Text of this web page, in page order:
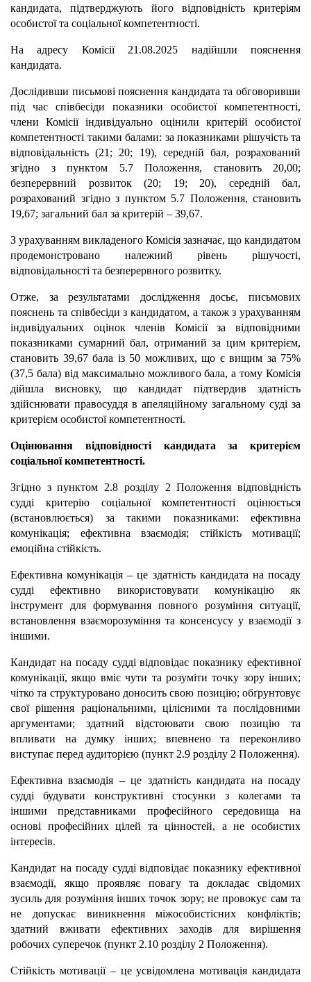
кандидата, підтверджують його відповідність критеріям
особистої та соціальної компетентності.
На адресу Комісії 21.08.2025 надійшли пояснення
кандидата.
Дослідивши письмові пояснення кандидата та обговоривши
під час співбесіди показники особистої компетентності,
члени Комісії індивідуально оцінили критерій особистої
компетентності такими балами: за показниками рішучість та
відповідальність (21; 20; 19), середній бал, розрахований
згідно з пунктом 5.7 Положення, становить 20,00;
безперервний розвиток (20; 19; 20), середній бал,
розрахований згідно з пунктом 5.7 Положення, становить
19,67; загальний бал за критерій – 39,67.
З урахуванням викладеного Комісія зазначає, що кандидатом
продемонстровано належний рівень рішучості,
відповідальності та безперервного розвитку.
Отже, за результатами дослідження досьє, письмових
пояснень та співбесіди з кандидатом, а також з урахуванням
індивідуальних оцінок членів Комісії за відповідними
показниками сумарний бал, отриманий за цим критерієм,
становить 39,67 бала із 50 можливих, що є вищим за 75%
(37,5 бала) від максимально можливого бала, а тому Комісія
дійшла висновку, що кандидат підтвердив здатність
здійснювати правосуддя в апеляційному загальному суді за
критерієм особистої компетентності.
Оцінювання відповідності кандидата за критерієм
соціальної компетентності.
Згідно з пунктом 2.8 розділу 2 Положення відповідність
судді критерію соціальної компетентності оцінюється
(встановлюється) за такими показниками: ефективна
комунікація; ефективна взаємодія; стійкість мотивації;
емоційна стійкість.
Ефективна комунікація – це здатність кандидата на посаду
судді ефективно використовувати комунікацію як
інструмент для формування повного розуміння ситуації,
встановлення взаєморозуміння та консенсусу у взаємодії з
іншими.
Кандидат на посаду судді відповідає показнику ефективної
комунікації, якщо вміє чути та розуміти точку зору інших;
чітко та структуровано доносить свою позицію; обґрунтовує
свої рішення раціональними, цілісними та послідовними
аргументами; здатний відстоювати свою позицію та
впливати на думку інших; впевнено та переконливо
виступає перед аудиторією (пункт 2.9 розділу 2 Положення).
Ефективна взаємодія – це здатність кандидата на посаду
судді будувати конструктивні стосунки з колегами та
іншими представниками професійного середовища на
основі професійних цілей та цінностей, а не особистих
інтересів.
Кандидат на посаду судді відповідає показнику ефективної
взаємодії, якщо проявляє повагу та докладає свідомих
зусиль для розуміння інших точок зору; не провокує сам та
не допускає виникнення міжособистісних конфліктів;
здатний вживати ефективних заходів для вирішення
робочих суперечок (пункт 2.10 розділу 2 Положення).
Стійкість мотивації – це усвідомлена мотивація кандидата